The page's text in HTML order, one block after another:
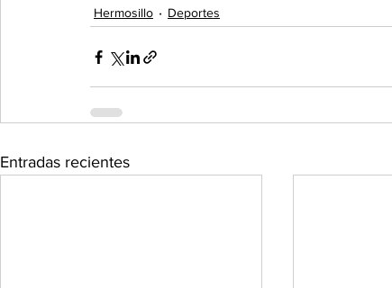
Hermosillo Deportes
Entradas recientes